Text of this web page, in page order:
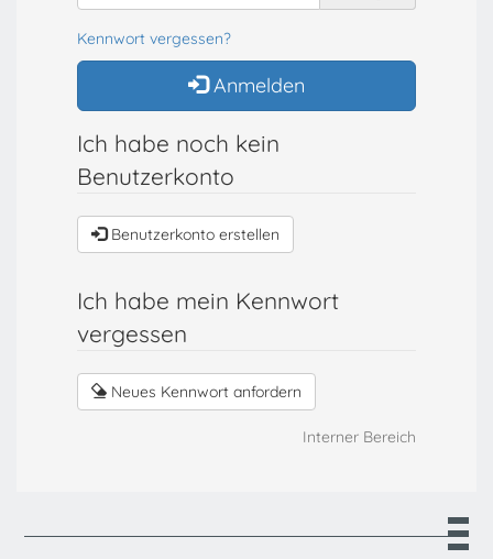
Kennwort vergessen?
Anmelden
Ich habe noch kein
Benutzerkonto
Benutzerkonto erstellen
Ich habe mein Kennwort
vergessen
Neues Kennwort anfordern
Interner Bereich